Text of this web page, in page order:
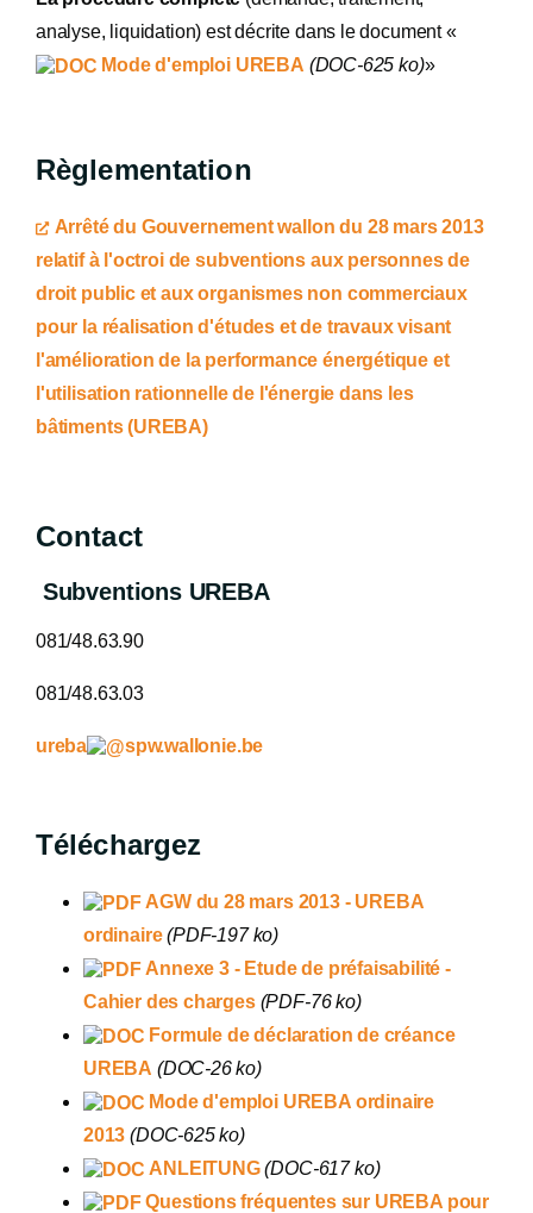
analyse, liquidation) est décrite dans le document «
Mode d'emploi UREBA (DOC-625 ko)»
Règlementation
Arrêté du Gouvernement wallon du 28 mars 2013
relatif à l'octroi de subventions aux personnes de
droit public et aux organismes non commerciaux
pour la réalisation d'études et de travaux visant
l'amélioration de la performance énergétique et
l'utilisation rationnelle de l'énergie dans les
bâtiments (UREBA)
Contact
Subventions UREBA
081/48.63.90
081/48.63.03
ureba spw.wallonie.be
Téléchargez
AGW du 28 mars 2013 - UREBA
ordinaire(PDF-197 ko)
Annexe 3 - Etude de préfaisabilité -
Cahier des charges(PDF-76 ko)
Formule de déclaration de créance
UREBA (DOC-26 ko)
Mode d'emploi UREBA ordinaire
2013 (DOC-625 ko)
ANLEITUNG(DOC-617 ko)
Questions fréquentes sur UREBA pour